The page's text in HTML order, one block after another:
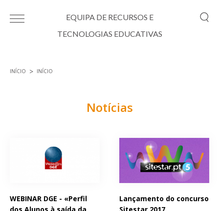
EQUIPA DE RECURSOS E
TECNOLOGIAS EDUCATIVAS
INÍCIO INÍCIO
Notícias
WEBINAR DGE - «Perfil
Lançamento do concurso
Páginas